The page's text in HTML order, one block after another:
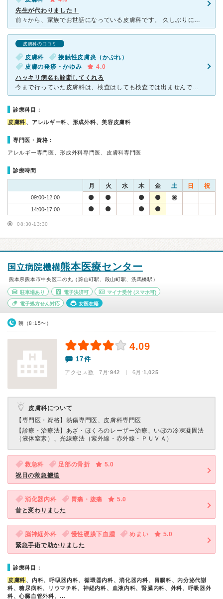
先生が代わりました！
前々から、家族でお世話になっている皮膚科です。 久しぶりに行きましたら、おじいちゃん先生(失礼！)から、(たぶん)息子さんに交代されていて、びっくりしました。前の先生同様、基本さっぱりとしていらっし
皮膚科の口コミ
皮膚科
接触性皮膚炎（かぶれ）
皮膚の発疹・かゆみ
4.0
ハッキリ病名も診断してくれる
今まで行っていた皮膚科は、検査はしても検査では出ませんでした。。。等、病名を聞いてもハッキリ言ってくださる先生ではなく、湿疹が出るたびに不安な気持ちになっていたので思い切って、くどう皮膚科に受診する事
診療科目：
皮膚科 、アレルギー科、形成外科、美容皮膚科
専門医・資格：
アレルギー専門医、形成外科専門医、皮膚科専門医
診療時間
月 火 水 木 金 土 日 祝
09:00-12:00
14:00-17:00
08:30-13:30
国立病院機構熊本医療センター
熊本県熊本市中央区二の丸（蔚山町駅、段山町駅、洗馬橋駅）
駐車場あり 電子決済可 マイナ受付 (スマホ可)
電子処方せん対応 女医在籍
朝（8:15〜）
4.09
17件
アクセス数 7月:942 | 6月:1,025
皮膚科について
【専門医・資格】 熱傷専門医、皮膚科専門医
【診療・治療法】 あざ・ほくろのレーザー治療、いぼの冷凍凝固法
（液体窒素）、光線療法（紫外線・赤外線・ＰＵＶＡ）
救急科 足部の骨折
5.0
祝日の救急搬送
消化器内科 胃痛・腹痛
5.0
昔と変わりました
脳神経外科 慢性硬膜下血腫 めまい
5.0
緊急手術で助かりました
診療科目：
皮膚科 、内科、呼吸器内科、循環器内科、消化器内科、胃腸科、内分泌代謝
科、糖尿病科、リウマチ科、神経内科、血液内科、腎臓内科、外科、呼吸器外
科、心臓血管外科、…